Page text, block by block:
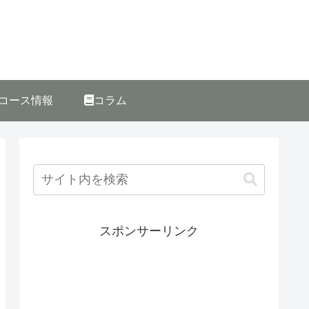
コース情報 コラム
スポンサーリンク